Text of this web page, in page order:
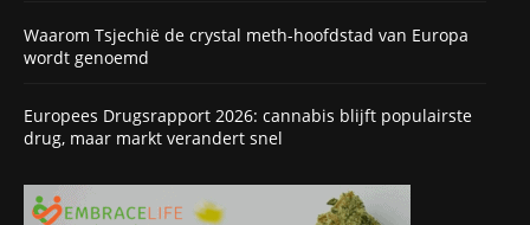
Waarom Tsjechië de crystal meth-hoofdstad van Europa
wordt genoemd
Europees Drugsrapport 2026: cannabis blijft populairste
drug, maar markt verandert snel